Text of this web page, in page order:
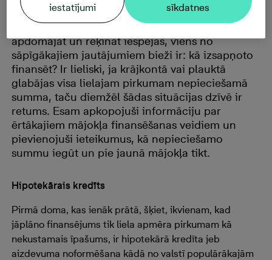
Ja esat nolēmuši iegādāties jaunu mājokli vai
pat tikai, sapņojot par jaunām mājām,
apdomājat un rēķināt iespējas, viens no
sāpīgākajiem jautājumiem bieži ir: kā izsapņoto
finansēt? Ir lieliski, ja krājkontā vai plauktā
glabājas visa lielajam pirkumam nepieciešamā
summa, taču diemžēl šādas situācijas dzīvē ir
retums. Esam apkopojuši informāciju par
ērtākajiem mājokļa finansēšanas veidiem un
pievienojuši ieteikumus, kā nepieciešamo
summu iegūt un pie jaunā mājokļa tikt.
Hipotekārais kredīts
Pirmā doma, kas ienāk prātā, šķiet, ikvienam, kad
jāplāno finansējums tik liela apmēra pirkumam kā
nekustamais īpašums, ir hipotekārā kredīta jeb
aizdevuma noformēšana kādā no valstī populārākajām
iestatījumi
sīkdatnes